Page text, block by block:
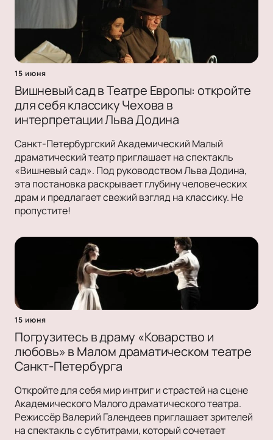
15 июня
Вишневый сад в Театре Европы: откройте
для себя классику Чехова в
интерпретации Льва Додина
Санкт-Петербургский Академический Малый
драматический театр приглашает на спектакль
«Вишневый сад». Под руководством Льва Додина,
эта постановка раскрывает глубину человеческих
драм и предлагает свежий взгляд на классику. Не
пропустите!
15 июня
Погрузитесь в драму «Коварство и
любовь» в Малом драматическом театре
Санкт-Петербурга
Откройте для себя мир интриг и страстей на сцене
Академического Малого драматического театра.
Режиссёр Валерий Галендеев приглашает зрителей
на спектакль с субтитрами, который сочетает